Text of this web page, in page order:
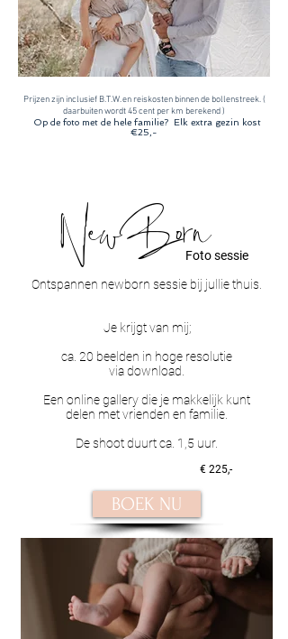
Prijzen zijn inclusief B.T.W. en reiskosten binnen de bollenstreek. (
daarbuiten wordt 45 cent per km berekend )
Op de foto met de hele familie? Elk extra gezin kost
€25,-
Foto sessie
Ontspannen newborn sessie bij jullie thuis.
Je krijgt van mij;
ca. 20 beelden in hoge resolutie
viadownload.
Een online gallery die je makkelijk kunt
delen met vrienden en familie.
De shoot duurt ca. 1,5 uur.
€ 225,-
NewBorn
BOEK NU